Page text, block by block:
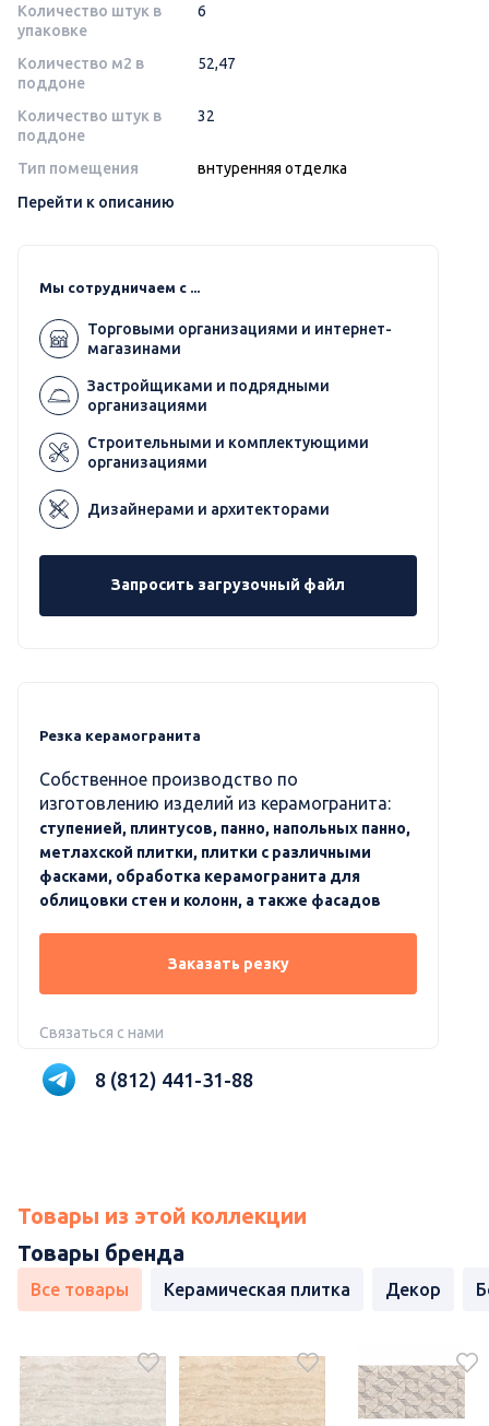
Количество штук в
упаковке
6
Количество м2 в
поддоне
52,47
Количество штук в
поддоне
32
Тип помещения
внтуренняя отделка
Перейти к описанию
Мы сотрудничаем с ...
Торговыми организациями и интернет-
магазинами
Застройщиками и подрядными
организациями
Строительными и комплектующими
организациями
Дизайнерами и архитекторами
Запросить загрузочный файл
Резка керамогранита
Собственное производство по
изготовлению изделий из керамогранита:
ступенией, плинтусов, панно, напольных панно,
метлахской плитки, плитки с различными
фасками, обработка керамогранита для
облицовки стен и колонн, а также фасадов
Заказать резку
Связаться с нами
8 (812) 441-31-88
Товары из этой коллекции
Товары бренда
Все товары Керамическая плитка Декор